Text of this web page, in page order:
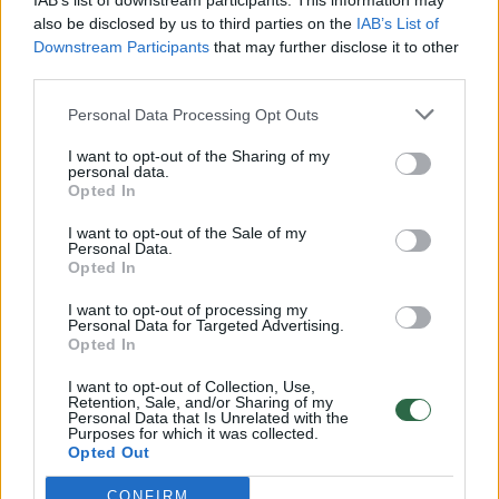
also be disclosed by us to third parties on the IAB’s List of
Downstream Participants that may further disclose it to other
Personal Data Processing Opt Outs
I want to opt-out of the Sharing of my
personal data.
Opted In
I want to opt-out of the Sale of my
Personal Data.
Opted In
I want to opt-out of processing my
Personal Data for Targeted Advertising.
Opted In
I want to opt-out of Collection, Use,
Retention, Sale, and/or Sharing of my
Personal Data that Is Unrelated with the
Purposes for which it was collected.
Opted Out
CONFIRM
vaiko gyvybių išgelbėti nepavyko
Žinios | Lietuvos diena
00:00:57
Savaitės vidurys nusimato karštas: temperatūra kils iki
32 laipsnių šilumos
Žinios | Orai
V. Zalužno pasisakymą laiko bandymu įsitvirtinti
Laidos | Nauja diena
00:00:59
Nufilmavo, kaip patvino Vilniaus Vakarinis aplinkkelis:
vaizdas pribloškia